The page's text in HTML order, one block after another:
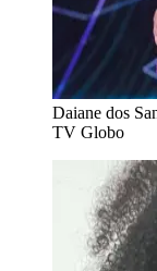
Daiane dos
TV Globo